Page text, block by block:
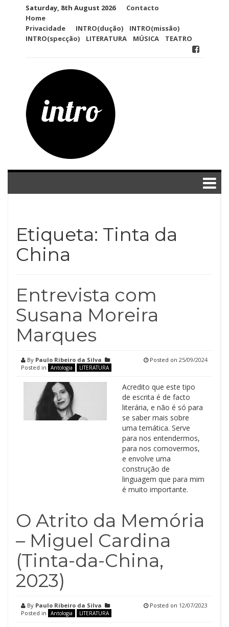
Saturday, 8th August 2026
Contacto
Home
Privacidade
INTRO(dução)
INTRO(missão)
INTRO(specção)
LITERATURA MÚSICA TEATRO
Etiqueta: Tinta da
China
Entrevista com
Susana Moreira
Marques
By Paulo Ribeiro da Silva
Posted in
Antologia LITERATURA
Posted on 25/09/2024
Acredito que este tipo
de escrita é de facto
literária, e não é só para
se saber mais sobre
uma temática. Serve
para nos entendermos,
para nos comovermos,
e envolve uma
construção de
linguagem que para mim
é muito importante.
O Atrito da Memória
– Miguel Cardina
(Tinta-da-China,
2023)
By Paulo Ribeiro da Silva
Posted in
Antologia LITERATURA
Posted on 12/07/2023